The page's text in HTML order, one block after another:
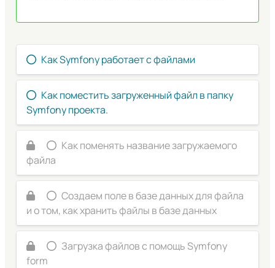
Как Symfony работает с файлами
Как поместить загруженный файл в папку
Symfony проекта.
Как поменять название загружаемого
файла
Создаем поле в базе данных для файла
и о том, как хранить файлы в базе данных
Загрузка файлов с помощь Symfony
form